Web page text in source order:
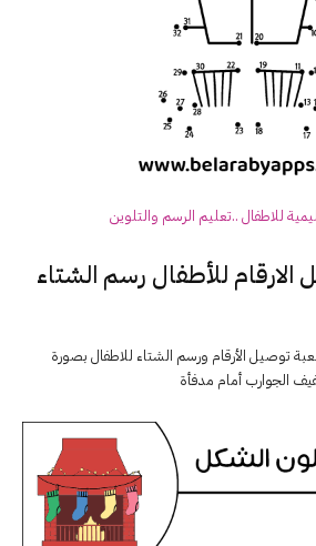
للاطفال ..تعليم الرسم والتلوين
الارقام للأطفال رسم الشتاء
توصيل الأرقام ورسم الشتاء للاطفال بصورة
الجوارب أمام مدفأة